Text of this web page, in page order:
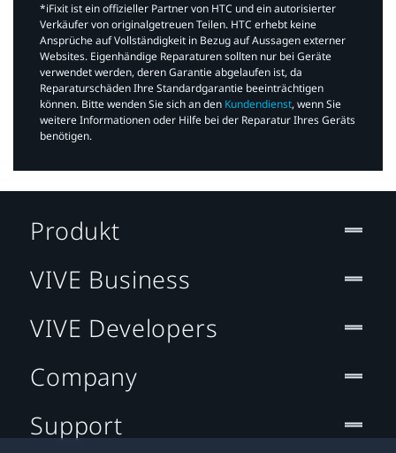
*iFixit ist ein offizieller Partner von HTC und ein autorisierter
Verkäufer von originalgetreuen Teilen. HTC erhebt keine
Ansprüche auf Vollständigkeit in Bezug auf Aussagen externer
Websites. Eigenhändige Reparaturen sollten nur bei Geräte
verwendet werden, deren Garantie abgelaufen ist, da
Reparaturschäden Ihre Standardgarantie beeinträchtigen
können. Bitte wenden Sie sich an den Kundendienst, wenn Sie
weitere Informationen oder Hilfe bei der Reparatur Ihres Geräts
benötigen.​
Produkt
VIVE Business
VIVE Developers
Company
Support